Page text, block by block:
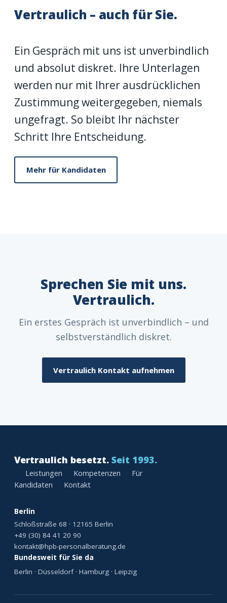
Vertraulich – auch für Sie.
Ein Gespräch mit uns ist unverbindlich
und absolut diskret. Ihre Unterlagen
werden nur mit Ihrer ausdrücklichen
Zustimmung weitergegeben, niemals
ungefragt. So bleibt Ihr nächster
Schritt Ihre Entscheidung.
Mehr für Kandidaten
Sprechen Sie mit uns.
Vertraulich.
Ein erstes Gespräch ist unverbindlich – und
selbstverständlich diskret.
Vertraulich Kontakt aufnehmen
Vertraulich besetzt. Seit 1993.
Leistungen Kompetenzen
Für
Kandidaten
Kontakt
Berlin
Schloßstraße 68 · 12165 Berlin
+49 (30) 84 41 20 90
kontakt@hpb-personalberatung.de
Bundesweit für Sie da
Berlin · Düsseldorf · Hamburg · Leipzig